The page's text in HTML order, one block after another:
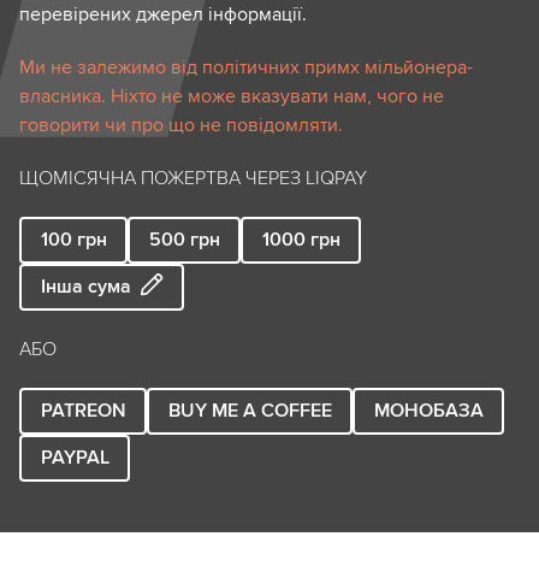
перевірених джерел інформації.
Ми не залежимо від політичних примх мільйонера-
власника. Ніхто не може вказувати нам, чого не
говорити чи про що не повідомляти.
ЩОМІСЯЧНА ПОЖЕРТВА ЧЕРЕЗ LIQPAY
100 грн 500 грн 1000 грн
Інша сума
АБО
PATREON BUY ME A COFFEE
МОНОБАЗА
PAYPAL